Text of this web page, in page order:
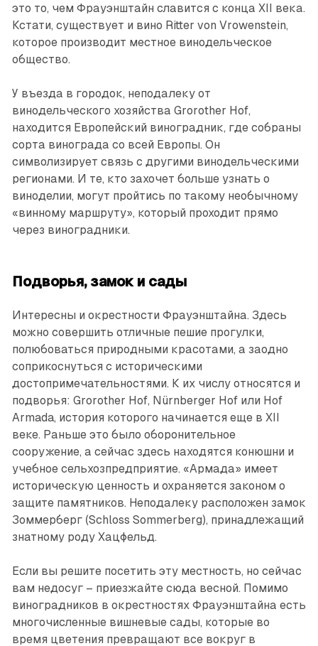
это то, чем Фрауэнштайн славится с конца XII века.
Кстати, существует и вино Ritter von Vrowenstein,
которое производит местное винодельческое
общество.
У въезда в городок, неподалеку от
винодельческого хозяйства Grorother Hof,
находится Европейский виноградник, где собраны
сорта винограда со всей Европы. Он
символизирует связь с другими винодельческими
регионами. И те, кто захочет больше узнать о
виноделии, могут пройтись по такому необычному
«винному маршруту», который проходит прямо
через виноградники.
Подворья, замок и сады
Интересны и окрестности Фрауэнштайна. Здесь
можно совершить отличные пешие прогулки,
полюбоваться природными красотами, а заодно
соприкоснуться с историческими
достопримечательностями. К их числу относятся и
подворья: Grorother Hof, Nürnberger Hof или Hof
Armada, история которого начинается еще в XII
веке. Раньше это было оборонительное
сооружение, а сейчас здесь находятся конюшни и
учебное сельхозпредприятие. «Армада» имеет
историческую ценность и охраняется законом о
защите памятников. Неподалеку расположен замок
Зоммерберг (Schloss Sommerberg), принадлежащий
знатному роду Хацфельд.
Если вы решите посетить эту местность, но сейчас
вам недосуг – приезжайте сюда весной. Помимо
виноградников в окрестностях Фрауэнштайна есть
многочисленные вишневые сады, которые во
время цветения превращают все вокруг в